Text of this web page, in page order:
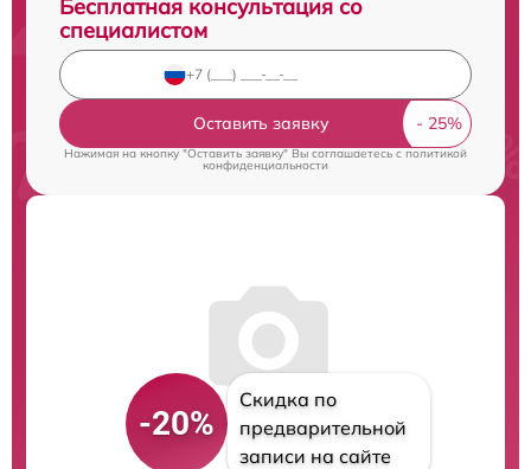
Бесплатная консультация со
специалистом
Оставить заявку
Нажимая на кнопку "Оставить заявку" Вы соглашаетесь cполитикой
конфиденциальности
-20%
Скидка по
предварительной
записи на сайте